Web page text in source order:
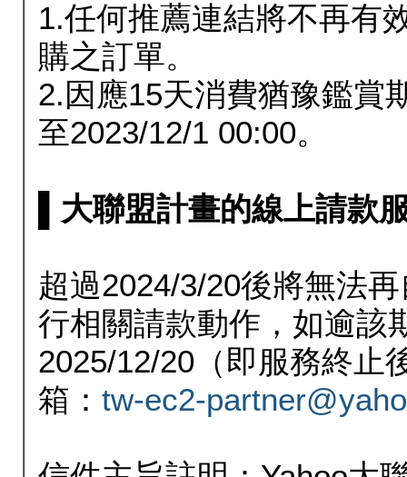
1.任何推薦連結將不再有
購之訂單。
2.因應15天消費猶豫鑑賞
至2023/12/1 00:00。
▌大聯盟計畫的線上請款
超過2024/3/20後將無法
行相關請款動作，如逾該
2025/12/20（即服務終止
箱： tw-ec2-